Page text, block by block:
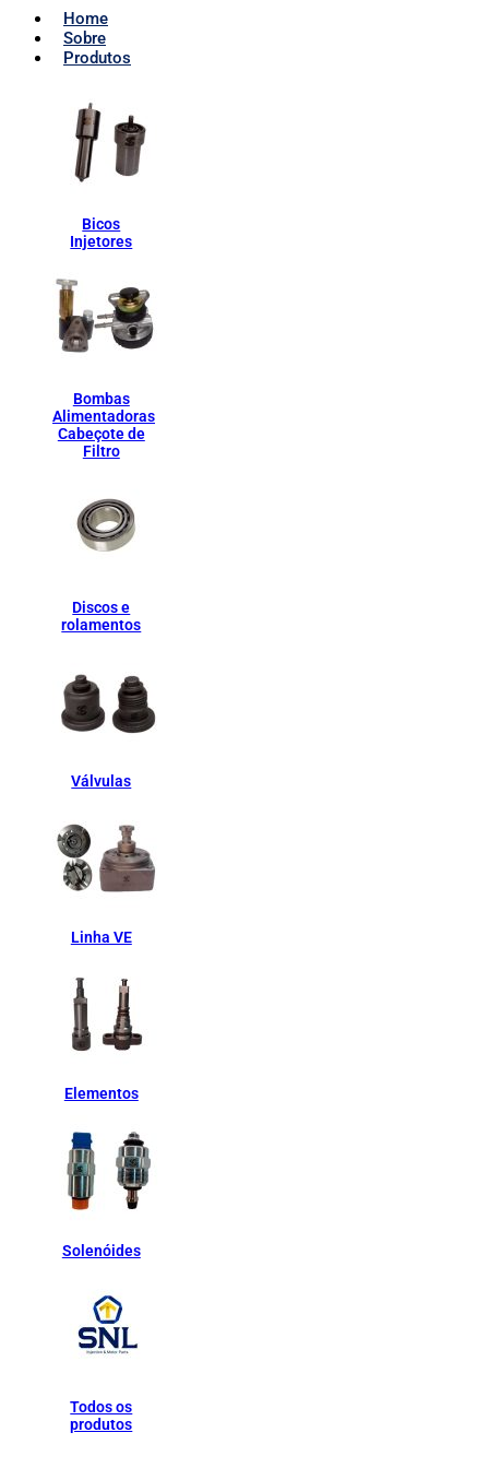
Home
Sobre
Produtos
Bicos
Injetores
Bombas
Alimentadoras
Cabeçote de
Filtro
Discos e
rolamentos
Válvulas
Linha VE
Elementos
Solenóides
Todos os
produtos